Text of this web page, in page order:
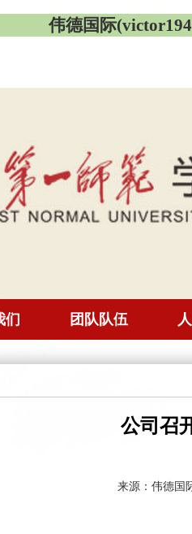
伟德国际
们 团队队伍
公司召
来源：伟德国